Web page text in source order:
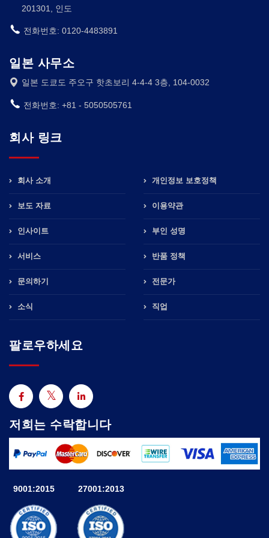
201301, 인도
전화번호: 0120-4483891
일본 사무소
일본 도쿄도 주오구 핫초보리 4-4-4 3층, 104-0032
전화번호: +81 - 5050505761
회사 링크
회사 소개
보도 자료
인사이트
서비스
문의하기
소식
개인정보 보호정책
이용약관
부인 성명
반품 정책
전문가
직업
팔로우하세요
저희는 수락합니다
9001:2015 27001:2013